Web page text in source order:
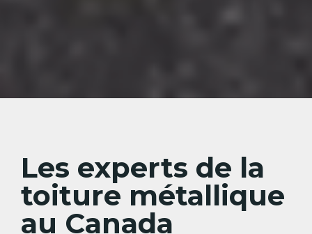
Les experts de la
toiture métallique
au Canada